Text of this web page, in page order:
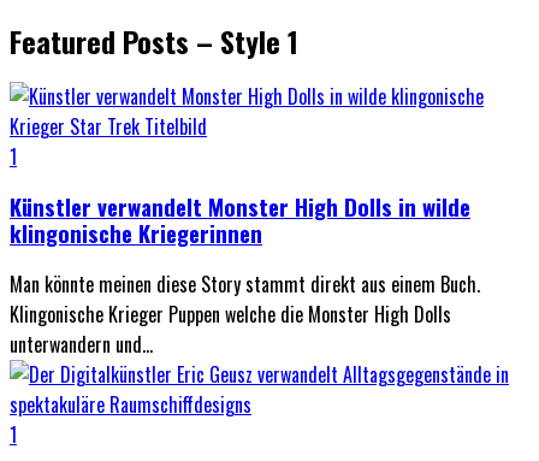
Featured Posts – Style 1
1
Künstler verwandelt Monster High Dolls in wilde
klingonische Kriegerinnen
Man könnte meinen diese Story stammt direkt aus einem Buch.
Klingonische Krieger Puppen welche die Monster High Dolls
unterwandern und...
1